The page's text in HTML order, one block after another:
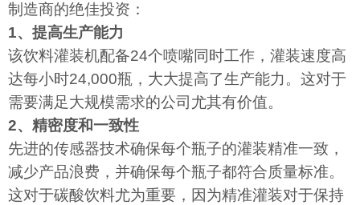
制造商的绝佳投资：
1、提高生产能力
该饮料灌装机配备24个喷嘴同时工作，灌装速度高
达每小时24,000瓶，大大提高了生产能力。这对于
需要满足大规模需求的公司尤其有价值。
2、精密度和一致性
先进的传感器技术确保每个瓶子的灌装精准一致，
减少产品浪费，并确保每个瓶子都符合质量标准。
这对于碳酸饮料尤为重要，因为精准灌装对于保持